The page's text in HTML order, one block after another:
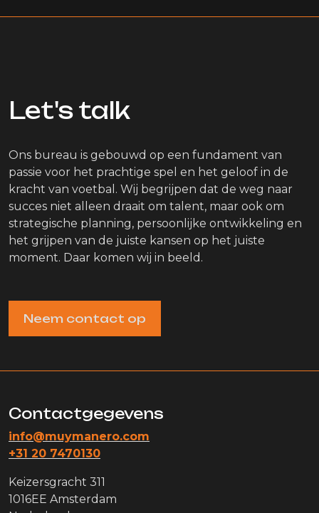
Let's talk
Ons bureau is gebouwd op een fundament van
passie voor het prachtige spel en het geloof in de
kracht van voetbal. Wij begrijpen dat de weg naar
succes niet alleen draait om talent, maar ook om
strategische planning, persoonlijke ontwikkeling en
het grijpen van de juiste kansen op het juiste
moment. Daar komen wij in beeld.
Neem contact op
Contactgegevens
info@muymanero.com
+31 20 7470130
Keizersgracht 311
1016EE Amsterdam